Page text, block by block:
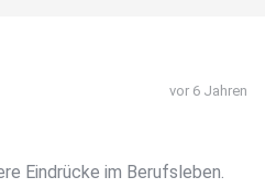
vor 6 Jahren
Eindrücke im Berufsleben.